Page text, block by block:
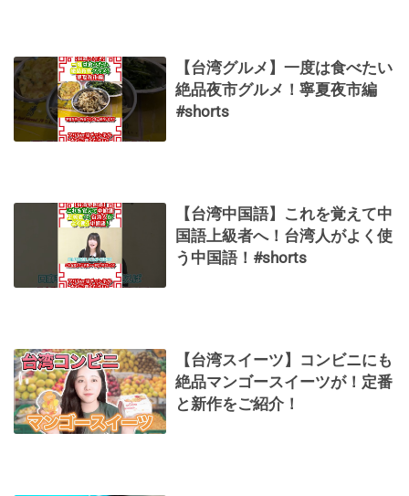
【台湾グルメ】一度は食べたい
絶品夜市グルメ！寧夏夜市編
#shorts
【台湾中国語】これを覚えて中
国語上級者へ！台湾人がよく使
う中国語！#shorts
【台湾スイーツ】コンビニにも
絶品マンゴースイーツが！定番
と新作をご紹介！